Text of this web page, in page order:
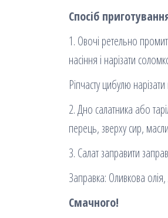
Спосіб
1. Овочі ретельно
насіння і нарізати
Ріпчасту цибулю
2. Дно салатника або
перець, зверху сир,
3. Салат заправити
Заправка: Оливкова
Смачного!